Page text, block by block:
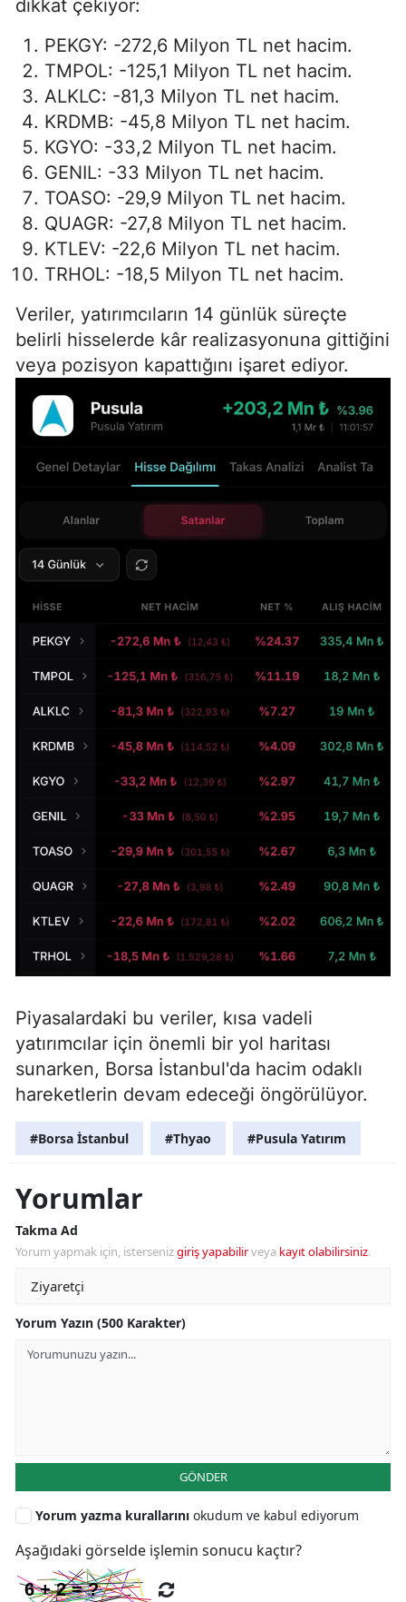
dikkat çekiyor:
PEKGY: -272,6 Milyon TL net hacim.
TMPOL: -125,1 Milyon TL net hacim.
ALKLC: -81,3 Milyon TL net hacim.
KRDMB: -45,8 Milyon TL net hacim.
KGYO: -33,2 Milyon TL net hacim.
GENIL: -33 Milyon TL net hacim.
TOASO: -29,9 Milyon TL net hacim.
QUAGR: -27,8 Milyon TL net hacim.
KTLEV: -22,6 Milyon TL net hacim.
TRHOL: -18,5 Milyon TL net hacim.
Veriler, yatırımcıların 14 günlük süreçte
belirli hisselerde kâr realizasyonuna gittiğini
veya pozisyon kapattığını işaret ediyor.
Piyasalardaki bu veriler, kısa vadeli
yatırımcılar için önemli bir yol haritası
sunarken, Borsa İstanbul'da hacim odaklı
hareketlerin devam edeceği öngörülüyor.
#Borsa İstanbul #Thyao #Pusula Yatırım
Yorumlar
Takma Ad
Yorum yapmak için, istersenizgiriş yapabilirveya kayıt olabilirsiniz.
Yorum Yazın (500 Karakter)
GÖNDER
Yorum yazma kurallarını okudum ve kabul ediyorum
Aşağıdaki görselde işlemin sonucu kaçtır?